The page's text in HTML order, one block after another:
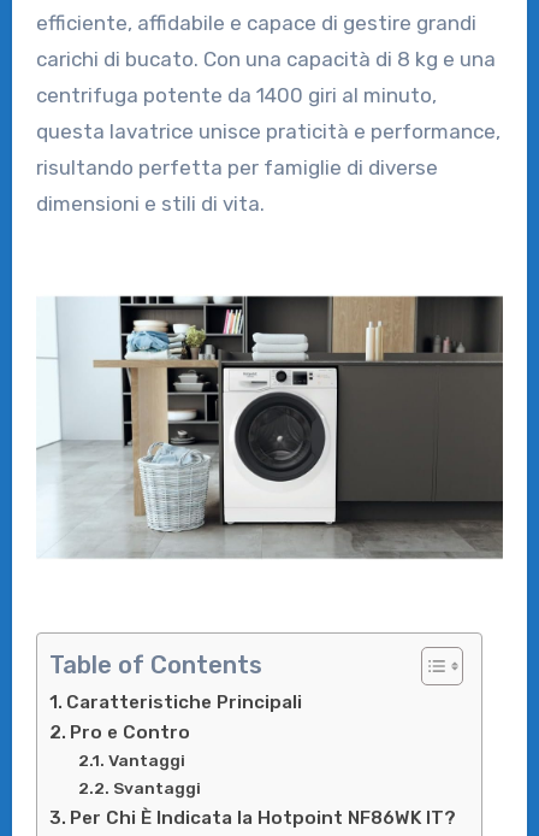
efficiente, affidabile e capace di gestire grandi
carichi di bucato. Con una capacità di 8 kg e una
centrifuga potente da 1400 giri al minuto,
questa lavatrice unisce praticità e performance,
risultando perfetta per famiglie di diverse
dimensioni e stili di vita.
Table of Contents
Caratteristiche Principali
Pro e Contro
Vantaggi
Svantaggi
Per Chi È Indicata la Hotpoint NF86WK IT?